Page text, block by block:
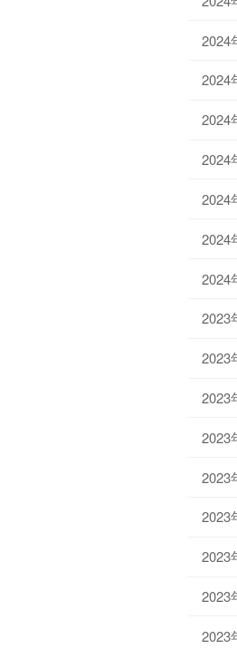
2024
2024
2024
2024
2024
2024
2024
2023
2023
2023
2023
2023
2023
2023
2023
2023